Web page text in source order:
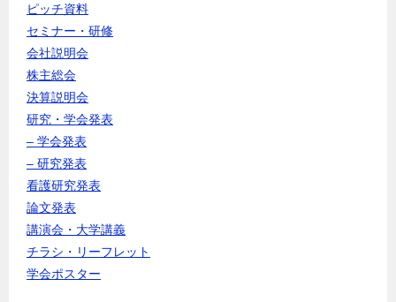
ピッチ資料
セミナー・研修
会社説明会
株主総会
決算説明会
研究・学会発表
– 学会発表
– 研究発表
看護研究発表
論文発表
講演会・大学講義
チラシ・リーフレット
学会ポスター